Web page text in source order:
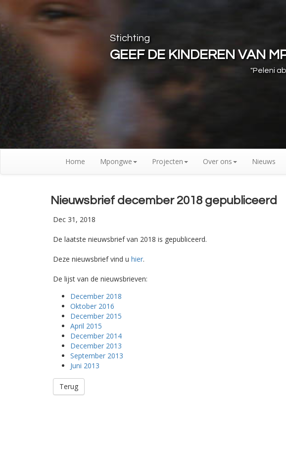
Stichting
GEEF DE KINDEREN VAN
"Peleni
Home Mpongwe Projecten Over ons Nieuws
Nieuwsbrief december 2018 gepubliceerd
Dec 31, 2018
De laatste nieuwsbrief van 2018 is gepubliceerd.
Deze nieuwsbrief vind u hier.
De lijst van de nieuwsbrieven:
December 2018
Oktober 2016
December 2015
April 2015
December 2014
December 2013
September 2013
Juni 2013
Terug